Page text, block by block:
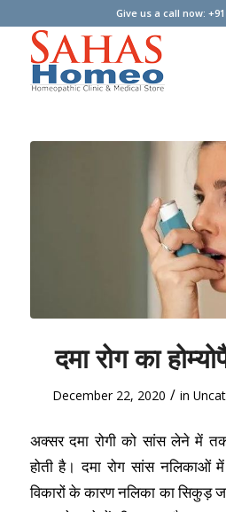
Give us a call now: +91
दमा रोग का
December 22, 2020 / in
अक्सर दमा रोगी को सांस लेने में
होती है। दमा रोग सांस
विकारों के कारण नलिका का सिकुड़